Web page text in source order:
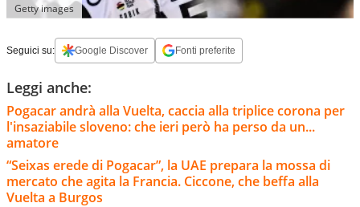
Getty images
Seguici su: Google Discover Fonti preferite
Leggi anche:
Pogacar andrà alla Vuelta, caccia alla triplice corona per
l'insaziabile sloveno: che ieri però ha perso da un...
amatore
“Seixas erede di Pogacar”, la UAE prepara la mossa di
mercato che agita la Francia. Ciccone, che beffa alla
Vuelta a Burgos